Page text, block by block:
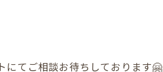
にてご相談お待ちしております🤗